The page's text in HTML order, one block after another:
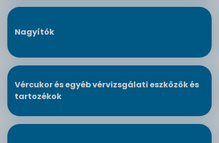
Nagyítók
Vércukor és egyéb vérvizsgálati eszközök és
tartozékok